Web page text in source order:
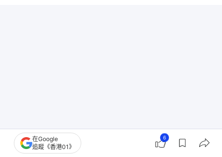
日本相撲的性別爭議：視女人為不潔禁入土俵 曾有
在Google
追蹤《香港01》
6